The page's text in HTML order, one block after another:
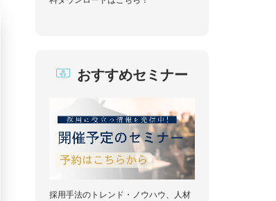
おすすめセミナー
採用手法のトレンド・ノウハウ、人材